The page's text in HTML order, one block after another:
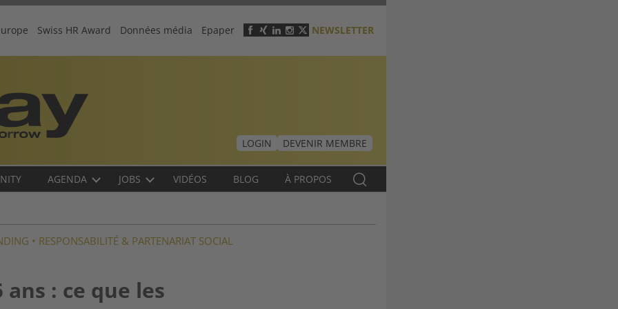
Header
menu
Swiss HR Award Données média Epaper NEWSLETTER
LOGIN
DEVENIR MEMBRE
AGENDA JOBS VIDÉOS BLOG À PROPOS
• RESPONSABILITÉ & PARTENARIAT SOCIAL
: ce que les